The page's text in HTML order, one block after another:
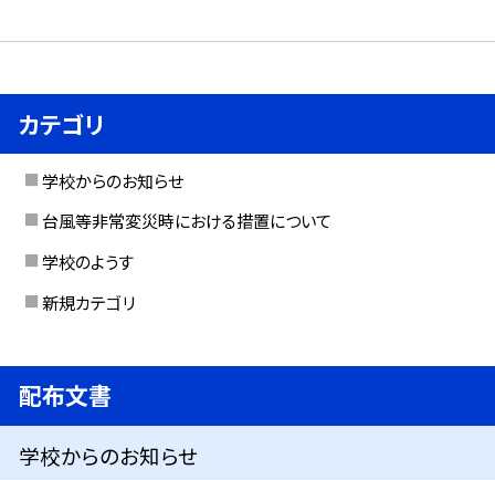
カテゴリ
学校からのお知らせ
台風等非常変災時における措置について
学校のようす
新規カテゴリ
配布文書
学校からのお知らせ